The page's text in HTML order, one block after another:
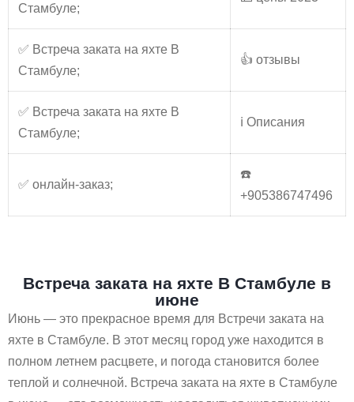
Стамбуле;
✅ Встреча заката на яхте В
Стамбуле;
👍 отзывы
✅ Встреча заката на яхте В
Стамбуле;
ℹ️ Описания
✅ онлайн-заказ;
☎️
+905386747496
Встреча заката на яхте В Стамбуле в
июне
Июнь — это прекрасное время для Встречи заката на
яхте в Стамбуле. В этот месяц город уже находится в
полном летнем расцвете, и погода становится более
теплой и солнечной. Встреча заката на яхте в Стамбуле